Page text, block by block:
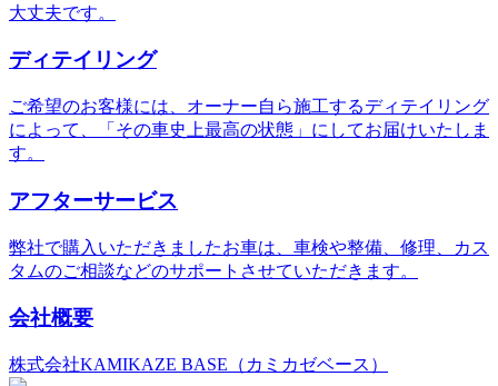
大丈夫です。
ディテイリング
ご希望のお客様には、オーナー自ら施工するディテイリング
によって、「その車史上最高の状態」にしてお届けいたしま
す。
アフターサービス
弊社で購入いただきましたお車は、車検や整備、修理、カス
タムのご相談などのサポートさせていただきます。
会社概要
株式会社KAMIKAZE BASE（カミカゼベース）